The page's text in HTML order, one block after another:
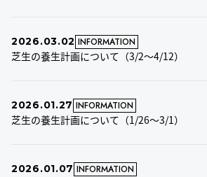
2026.03.02 INFORMATION
芝生の養生計画について（3/2～4/12）
2026.01.27 INFORMATION
芝生の養生計画について（1/26～3/1）
2026.01.07 INFORMATION